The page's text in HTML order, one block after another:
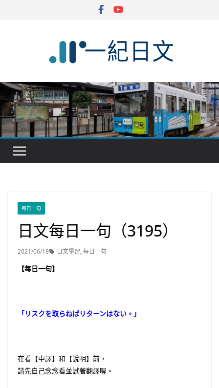
每日一句
日文每日一句（3195）
2021/06/18 日文學習,每日一句
【每日一句】
「リスクを取らねばリターンはない。」
在看【中譯】和【說明】前，
請先自己念念看並試著翻譯喔。